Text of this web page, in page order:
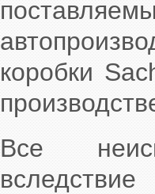
коробки
Все